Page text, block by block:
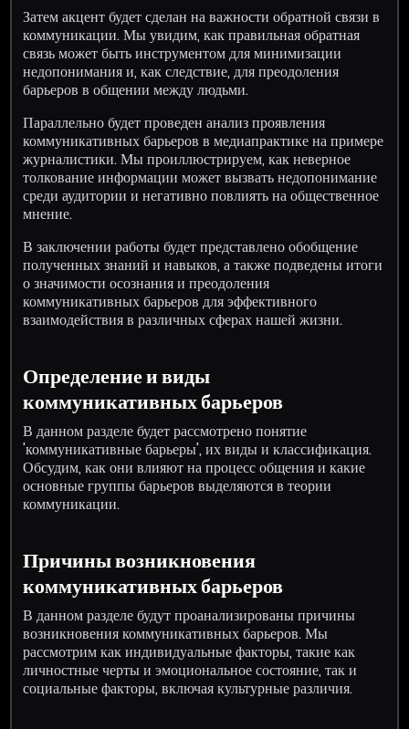
Затем акцент будет сделан на важности обратной связи в
коммуникации. Мы увидим, как правильная обратная
связь может быть инструментом для минимизации
недопонимания и, как следствие, для преодоления
барьеров в общении между людьми.
Параллельно будет проведен анализ проявления
коммуникативных барьеров в медиапрактике на примере
журналистики. Мы проиллюстрируем, как неверное
толкование информации может вызвать недопонимание
среди аудитории и негативно повлиять на общественное
мнение.
В заключении работы будет представлено обобщение
полученных знаний и навыков, а также подведены итоги
о значимости осознания и преодоления
коммуникативных барьеров для эффективного
взаимодействия в различных сферах нашей жизни.
Определение и виды
коммуникативных барьеров
В данном разделе будет рассмотрено понятие
'коммуникативные барьеры', их виды и классификация.
Обсудим, как они влияют на процесс общения и какие
основные группы барьеров выделяются в теории
коммуникации.
Причины возникновения
коммуникативных барьеров
В данном разделе будут проанализированы причины
возникновения коммуникативных барьеров. Мы
рассмотрим как индивидуальные факторы, такие как
личностные черты и эмоциональное состояние, так и
социальные факторы, включая культурные различия.